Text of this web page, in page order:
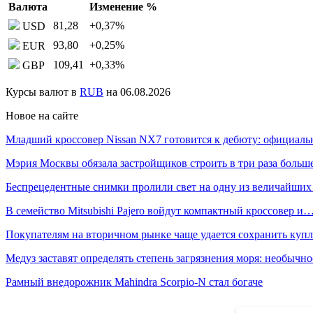
Валюта
Изменение %
USD
81,28 +0,37%
EUR
93,80 +0,25%
GBP
109,41 +0,33%
Курсы валют в RUB на 06.08.2026
Новое на сайте
Младший кроссовер Nissan NX7 готовится к дебюту:
Мэрия Москвы обязала застройщиков строить в три раза
Беспрецедентные снимки пролили свет на одну из
В семейство Mitsubishi Pajero войдут компактный кроссовер и…
Покупателям на вторичном рынке чаще удается сохранить
Медуз заставят определять степень загрязнения моря:
Рамный внедорожник Mahindra Scorpio-N стал богаче